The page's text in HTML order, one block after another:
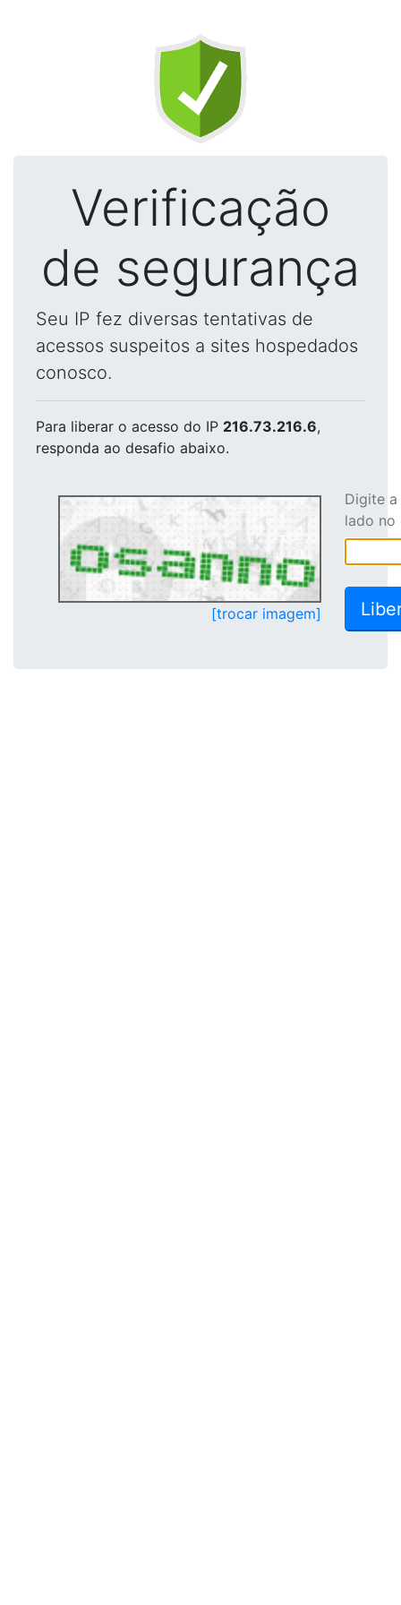
Verificação
de segurança
Seu IP fez diversas tentativas de
acessos suspeitos a sites hospedados
conosco.
Para liberar o acesso do IP 216.73.216.6,
responda ao desafio abaixo.
[trocar imagem]
Digite
lado no